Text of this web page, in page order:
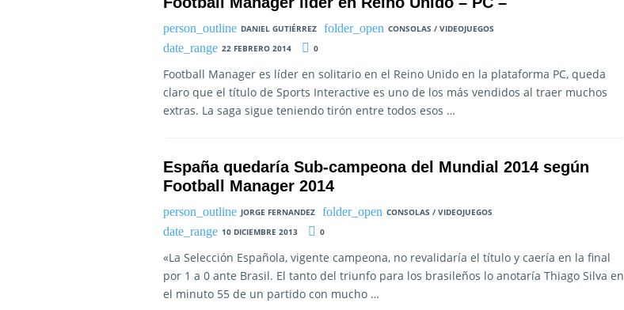
DANIEL GUTIÉRREZ
CONSOLAS / VIDEOJUEGOS
22 FEBRERO 2014
0
Football Manager es líder en solitario en el Reino Unido en la plataforma PC, queda
claro que el título de Sports Interactive es uno de los más vendidos al traer muchos
extras. La saga sigue teniendo tirón entre todos esos …
España quedaría Sub-campeona del Mundial 2014 según
Football Manager 2014
JORGE FERNANDEZ
CONSOLAS / VIDEOJUEGOS
10 DICIEMBRE 2013
0
«La Selección Española, vigente campeona, no revalidaría el título y caería en la final
por 1 a 0 ante Brasil. El tanto del triunfo para los brasileños lo anotaría Thiago Silva en
el minuto 55 de un partido con mucho …